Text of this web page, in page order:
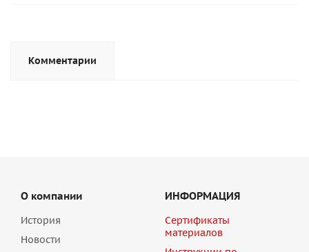
Комментарии
О компании
История
Новости
ИНФОРМАЦИЯ
Сертификаты
материалов